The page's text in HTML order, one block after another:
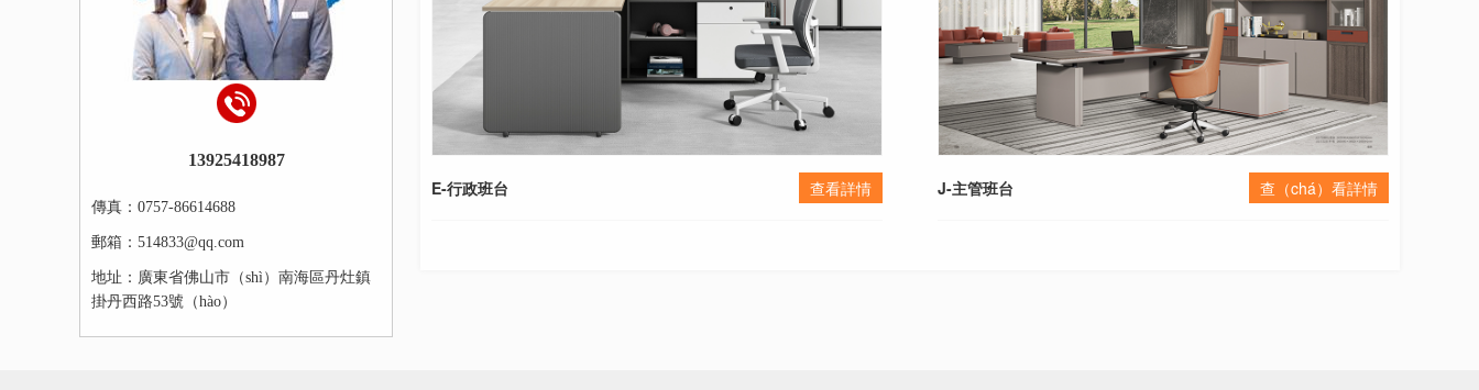
13925418987
傳真：0757-86614688
郵箱：514833@qq.com
地址：廣東省佛山市（shì）南海區丹灶鎮
掛丹西路53號（hào）
E-行政班台 查看詳情 J-主管班台 查（chá）看詳情